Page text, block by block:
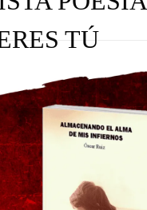
TÚ